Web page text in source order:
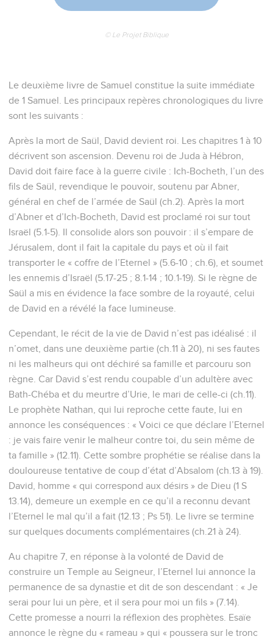
© Le Projet Biblique
Le deuxième livre de Samuel constitue la suite immédiate
de 1 Samuel. Les principaux repères chronologiques du livre
sont les suivants :
Après la mort de Saül, David devient roi. Les chapitres 1 à 10
décrivent son ascension. Devenu roi de Juda à Hébron,
David doit faire face à la guerre civile : Ich-Bocheth, l’un des
fils de Saül, revendique le pouvoir, soutenu par Abner,
général en chef de l’armée de Saül (ch.2). Après la mort
d’Abner et d’Ich-Bocheth, David est proclamé roi sur tout
Israël (5.1-5). Il consolide alors son pouvoir : il s’empare de
Jérusalem, dont il fait la capitale du pays et où il fait
transporter le « coffre de l’Eternel » (5.6-10 ; ch.6), et soumet
les ennemis d’Israël (5.17-25 ; 8.1-14 ; 10.1-19). Si le règne de
Saül a mis en évidence la face sombre de la royauté, celui
de David en a révélé la face lumineuse.
Cependant, le récit de la vie de David n’est pas idéalisé : il
n’omet, dans une deuxième partie (ch.11 à 20), ni ses fautes
ni les malheurs qui ont déchiré sa famille et parcouru son
règne. Car David s’est rendu coupable d’un adultère avec
Bath-Chéba et du meurtre d’Urie, le mari de celle-ci (ch.11).
Le prophète Nathan, qui lui reproche cette faute, lui en
annonce les conséquences : « Voici ce que déclare l’Eternel
: je vais faire venir le malheur contre toi, du sein même de
ta famille » (12.11). Cette sombre prophétie se réalise dans la
douloureuse tentative de coup d’état d’Absalom (ch.13 à 19).
David, homme « qui correspond aux désirs » de Dieu (1 S
13.14), demeure un exemple en ce qu’il a reconnu devant
l’Eternel le mal qu’il a fait (12.13 ; Ps 51). Le livre se termine
sur quelques documents complémentaires (ch.21 à 24).
Au chapitre 7, en réponse à la volonté de David de
construire un Temple au Seigneur, l’Eternel lui annonce la
permanence de sa dynastie et dit de son descendant : « Je
serai pour lui un père, et il sera pour moi un fils » (7.14).
Cette promesse a nourri la réflexion des prophètes. Esaïe
annonce le règne du « rameau » qui « poussera sur le tronc